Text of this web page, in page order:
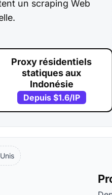
un scraping Web
Proxy résidentiels
statiques aux
Indonésie
Depuis $1.6/IP